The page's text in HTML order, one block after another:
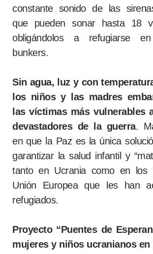
constante sonido de las
que pueden sonar hasta 18
obligándolos a refugiarse
bunkers.
Sin agua, luz y con
los niños y las madres
las víctimas más vulnerables
devastadores de la guerra.
en que la Paz es la única
garantizar la salud infantil y
tanto en Ucrania como en los
Unión Europea que les han
refugiados.
Proyecto “Puentes de
mujeres y niños ucranianos en